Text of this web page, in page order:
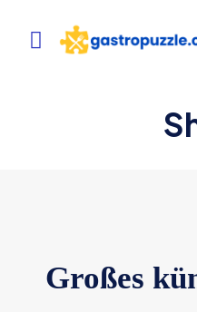
Großes